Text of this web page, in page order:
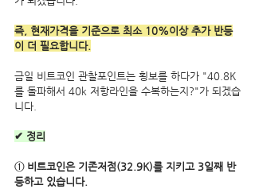
즉, 현재가격을 기준으로 최소 10%이상 추가 반등
이 더 필요합니다.
금일 비트코인 관찰포인트는 횡보를 하다가 "40.8K
를 돌파해서 40k 저항라인을 수복하는지?"가 되겠습
니다.
✔ 정리
① 비트코인은 기존저점(32.9K)를 지키고 3일째 반
등하고 있습니다.